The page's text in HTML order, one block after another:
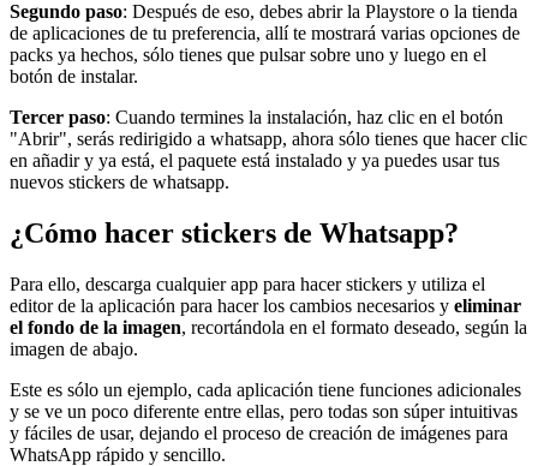
Segundo paso: Después de eso, debes abrir la Playstore o la tienda
de aplicaciones de tu preferencia, allí te mostrará varias opciones de
packs ya hechos, sólo tienes que pulsar sobre uno y luego en el
botón de instalar.
Tercer paso: Cuando termines la instalación, haz clic en el botón
"Abrir", serás redirigido a whatsapp, ahora sólo tienes que hacer clic
en añadir y ya está, el paquete está instalado y ya puedes usar tus
nuevos stickers de whatsapp.
¿Cómo hacer stickers de Whatsapp?
Para ello, descarga cualquier app para hacer stickers y utiliza el
editor de la aplicación para hacer los cambios necesarios y eliminar
el fondo de la imagen, recortándola en el formato deseado, según la
imagen de abajo.
Este es sólo un ejemplo, cada aplicación tiene funciones adicionales
y se ve un poco diferente entre ellas, pero todas son súper intuitivas
y fáciles de usar, dejando el proceso de creación de imágenes para
WhatsApp rápido y sencillo.